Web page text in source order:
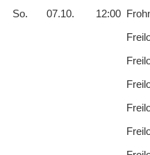
So. 07.10. 12:00